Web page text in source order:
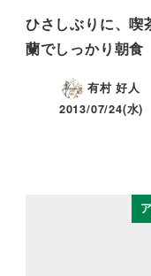
ひさしぶりに、
蘭でしっかり朝食
有村 好人
2013/07/24(水)